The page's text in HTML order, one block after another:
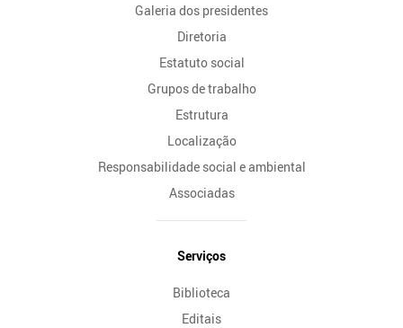
Galeria dos presidentes
Diretoria
Estatuto social
Grupos de trabalho
Estrutura
Localização
Responsabilidade social e ambiental
Associadas
Serviços
Biblioteca
Editais